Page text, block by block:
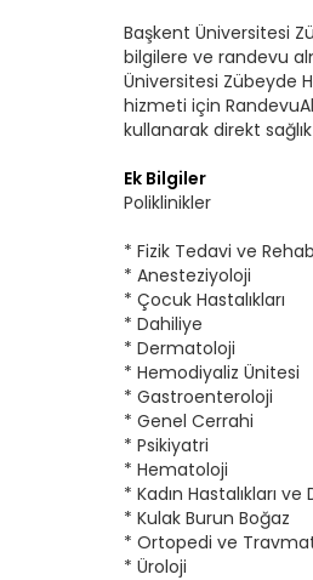
Başkent Üniversitesi
bilgilere ve randevu
Üniversitesi Zübeyde
hizmeti için
kullanarak direkt
Ek Bilgiler
Poliklinikler
* Fizik Tedavi ve
* Anesteziyoloji
* Çocuk Hastalıkları
* Dahiliye
* Dermatoloji
* Hemodiyaliz Ünitesi
* Gastroenteroloji
* Genel Cerrahi
* Psikiyatri
* Hematoloji
* Kadın Hastalıkları
* Kulak Burun Boğaz
* Ortopedi ve
* Üroloji